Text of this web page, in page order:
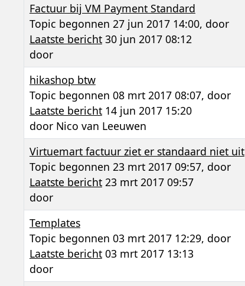
Factuur bij VM Payment Standard
Topic begonnen 27 jun 2017 14:00, door
Laatste bericht30 jun 2017 08:12
door
hikashop btw
Topic begonnen 08 mrt 2017 08:07, door
Laatste bericht14 jun 2017 15:20
door Nico van Leeuwen
Virtuemart factuur ziet er standaard niet uit
Topic begonnen 23 mrt 2017 09:57, door
Laatste bericht23 mrt 2017 09:57
door
Templates
Topic begonnen 03 mrt 2017 12:29, door
Laatste bericht03 mrt 2017 13:13
door